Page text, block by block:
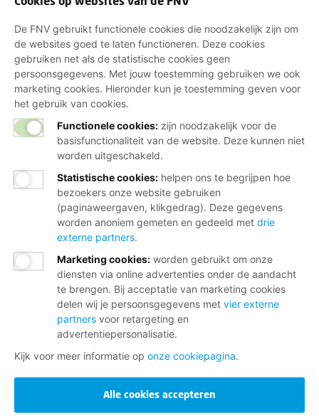
De FNV gebruikt functionele cookies die noodzakelijk zijn om
de websites goed te laten functioneren. Deze cookies
gebruiken net als de statistische cookies geen
persoonsgegevens. Met jouw toestemming gebruiken we ook
marketing cookies. Hieronder kun je toestemming geven voor
het gebruik van cookies.
Functionele cookies: zijn noodzakelijk voor de
basisfunctionaliteit van de website. Deze kunnen niet
worden uitgeschakeld.
Statistische cookies: helpen ons te begrijpen hoe
bezoekers onze website gebruiken
(paginaweergaven, klikgedrag). Deze gegevens
worden anoniem gemeten en gedeeld met drie
externe partners.
Marketing cookies: worden gebruikt om onze
diensten via online advertenties onder de aandacht
te brengen. Bij acceptatie van marketing cookies
delen wij je persoonsgegevens met vier externe
partners voor retargeting en
advertentiepersonalisatie.
Kijk voor meer informatie op onze cookiepagina.
Alle cookies accepteren